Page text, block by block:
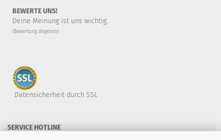
BEWERTE UNS!
Deine Meinung ist uns wichtig.
(Bewertung abgeben)
Datensicherheit durch SSL
SERVICE HOTLINE